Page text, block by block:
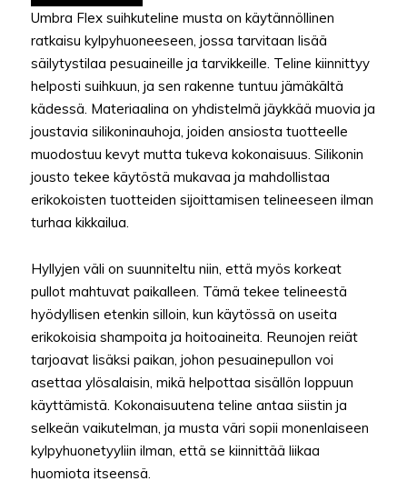
Umbra Flex suihkuteline musta on käytännöllinen
ratkaisu kylpyhuoneeseen, jossa tarvitaan lisää
säilytystilaa pesuaineille ja tarvikkeille. Teline kiinnittyy
helposti suihkuun, ja sen rakenne tuntuu jämäkältä
kädessä. Materiaalina on yhdistelmä jäykkää muovia ja
joustavia silikoninauhoja, joiden ansiosta tuotteelle
muodostuu kevyt mutta tukeva kokonaisuus. Silikonin
jousto tekee käytöstä mukavaa ja mahdollistaa
erikokoisten tuotteiden sijoittamisen telineeseen ilman
turhaa kikkailua.
Hyllyjen väli on suunniteltu niin, että myös korkeat
pullot mahtuvat paikalleen. Tämä tekee telineestä
hyödyllisen etenkin silloin, kun käytössä on useita
erikokoisia shampoita ja hoitoaineita. Reunojen reiät
tarjoavat lisäksi paikan, johon pesuainepullon voi
asettaa ylösalaisin, mikä helpottaa sisällön loppuun
käyttämistä. Kokonaisuutena teline antaa siistin ja
selkeän vaikutelman, ja musta väri sopii monenlaiseen
kylpyhuonetyyliin ilman, että se kiinnittää liikaa
huomiota itseensä.